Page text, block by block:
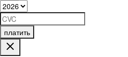
платить